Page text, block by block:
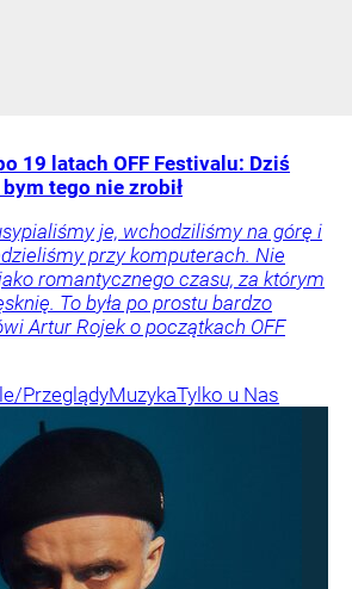
19 latach OFF Festivalu: Dziś
tego nie zrobił
je, wchodziliśmy na górę i
przy komputerach. Nie
romantycznego czasu, za którym
To była po prostu bardzo
Artur Rojek o początkach OFF
PrzeglądyMuzykaTylko u Nas